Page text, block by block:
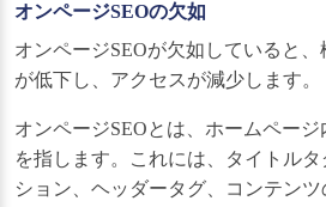
オンページSEOの欠如
オンページSEOが欠如していると
が低下し、アクセスが減少します。
オンページSEOとは、ホームペー
を指します。これには、タイトル
ション、ヘッダータグ、コンテン